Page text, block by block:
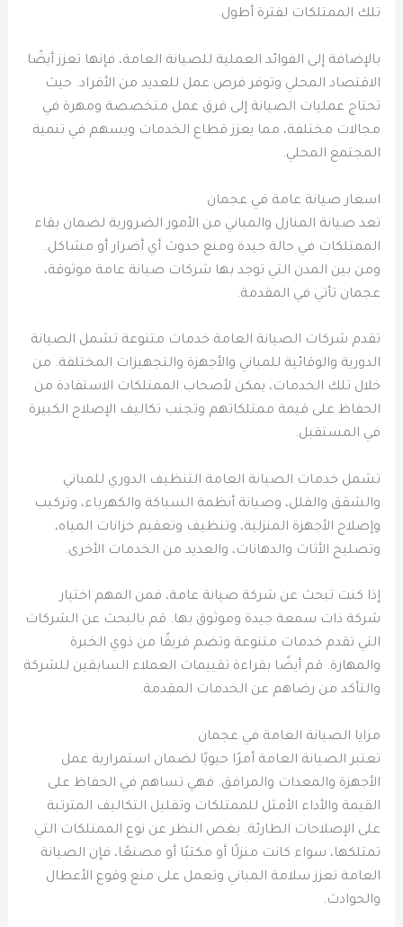
تلك الممتلكات لفترة أطول.
بالإضافة إلى الفوائد العملية للصيانة العامة، فإنها تعزز أيضًا
الاقتصاد المحلي وتوفر فرص عمل للعديد من الأفراد. حيث
تحتاج عمليات الصيانة إلى فرق عمل متخصصة ومهرة في
مجالات مختلفة، مما يعزز قطاع الخدمات ويسهم في تنمية
المجتمع المحلي.
اسعار صيانة عامة في عجمان
تعد صيانة المنازل والمباني من الأمور الضرورية لضمان بقاء
الممتلكات في حالة جيدة ومنع حدوث أي أضرار أو مشاكل.
ومن بين المدن التي توجد بها شركات صيانة عامة موثوقة،
عجمان تأتي في المقدمة.
تقدم شركات الصيانة العامة خدمات متنوعة تشمل الصيانة
الدورية والوقائية للمباني والأجهزة والتجهيزات المختلفة. من
خلال تلك الخدمات، يمكن لأصحاب الممتلكات الاستفادة من
الحفاظ على قيمة ممتلكاتهم وتجنب تكاليف الإصلاح الكبيرة
في المستقبل.
تشمل خدمات الصيانة العامة التنظيف الدوري للمباني
والشقق والفلل، وصيانة أنظمة السباكة والكهرباء، وتركيب
وإصلاح الأجهزة المنزلية، وتنظيف وتعقيم خزانات المياه،
وتصليح الأثاث والدهانات، والعديد من الخدمات الأخرى.
إذا كنت تبحث عن شركة صيانة عامة، فمن المهم اختيار
شركة ذات سمعة جيدة وموثوق بها. قم بالبحث عن الشركات
التي تقدم خدمات متنوعة وتضم فريقًا من ذوي الخبرة
والمهارة. قم أيضًا بقراءة تقييمات العملاء السابقين للشركة
والتأكد من رضاهم عن الخدمات المقدمة.
مزايا الصيانة العامة في عجمان
تعتبر الصيانة العامة أمرًا حيويًا لضمان استمرارية عمل
الأجهزة والمعدات والمرافق. فهي تساهم في الحفاظ على
القيمة والأداء الأمثل للممتلكات وتقليل التكاليف المترتبة
على الإصلاحات الطارئة. بغض النظر عن نوع الممتلكات التي
تمتلكها، سواء كانت منزلًا أو مكتبًا أو مصنعًا، فإن الصيانة
العامة تعزز سلامة المباني وتعمل على منع وقوع الأعطال
والحوادث.